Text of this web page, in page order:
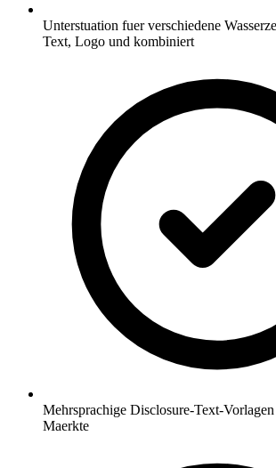
Unterstuation fuer verschiedene
Text, Logo und kombiniert
Mehrsprachige Disclosure-Text-
Maerkte